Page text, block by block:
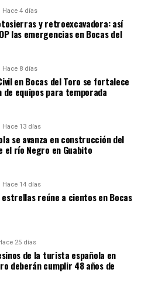
Hace 4 días
y retroexcavadora: así
las emergencias en Bocas del
Hace 8 días
en Bocas del Toro se fortalece
de equipos para temporada
Hace 13 días
se avanza en construcción del
el río Negro en Guabito
Hace 14 días
estrellas reúne a cientos en Bocas
25 días
de la turista española en
deberán cumplir 48 años de